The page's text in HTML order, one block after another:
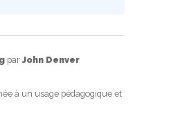
par John Denver
à un usage pédagogique et